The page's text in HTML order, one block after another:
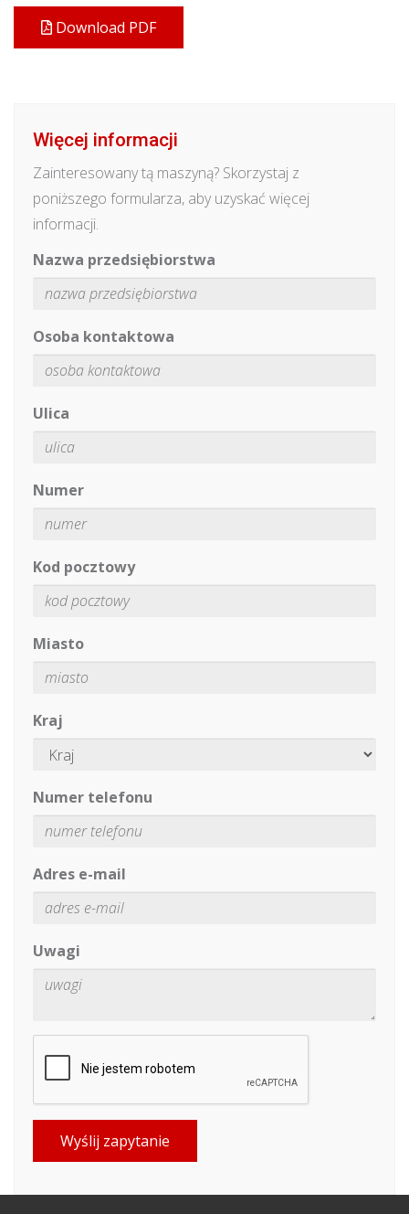
Download PDF
Więcej informacji
Zainteresowany tą maszyną? Skorzystaj z
poniższego formularza, aby uzyskać więcej
informacji.
Nazwa przedsiębiorstwa
Osoba kontaktowa
Ulica
Numer
Kod pocztowy
Miasto
Kraj
Numer telefonu
Adres e-mail
Uwagi
Wyślij zapytanie